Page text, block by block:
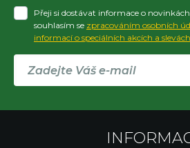
Přeji si dostávat informace o
souhlasím se zpracováním osobních
informací o speciálních akcích a slevách